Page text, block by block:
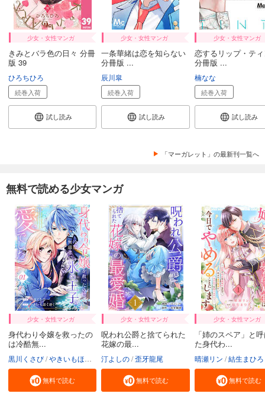
少女・女性マンガ
きみとバラ色の日々 分冊
版 39
ひろちひろ
続巻入荷
試し読み
少女・女性マンガ
一条華緒は恋を知らない
分冊版 ...
辰川皐
続巻入荷
試し読み
少女・女性マンガ
恋するリップ・テ
分冊版 ...
楠なな
続巻入荷
試し読み
「マーガレット」の最新刊一覧へ
無料で読める少女マンガ
少女・女性マンガ
身代わり令嬢を救ったの
は冷酷無...
黒川くさび やきいもほくほく
無料で読む
少女・女性マンガ
呪われ公爵と捨てられた
花嫁の最...
汀よしの 歪牙龍尾
無料で読む
少女・女性マンガ
「姉のスペア」と
た身代わ...
晴瀬リン 結生まひろ
無料で読む